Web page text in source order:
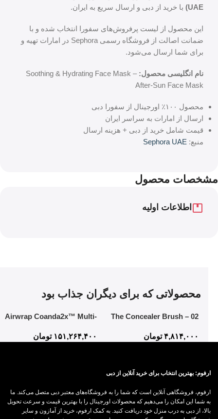
UAE)
با خرید از دبی و ارسال سریع به ایران.
این محصول از لیست پرفروش‌های سفورا انتخاب شده و با
ضمانت اصالت از فروشگاه رسمی Sephora در امارات تهیه و
برای شما ارسال می‌شود.
نام انگلیسی محصول: Soothing & Hydrating Face Mask –
After-Sun Face Mask
محصول ۱۰۰٪ اورجینال از سفورا دبی
ارسال از امارات به سراسر ایران
قیمت شامل خرید از دبی + هزینه ارسال
منبع: Sephora UAE
مشخصات محصول
اطلاعات اولیه
محصولاتی که برای دیگران جذاب بود
02 The Concealer Brush –
Application In Half The Time
۴,۸۱۴,۰۰۰ تومان
Airwrap Coanda2x™ Multi-
۱۵۱,۲۶۴,۴۰۰ تومان
ارفوم: بهترین انتخاب برای خرید آنلاین از دبی
ارفوم، فروشگاهی آنلاین است که شما را به فروشگاه‌های معتبر دبی متصل می‌کند. ما
به شما این امکان را می‌دهیم که محصولات اورجینال را با بهترین قیمت و سرعت تحویل
بالا، از دبی به درب منزل خود دریافت کنید. به کمک ارفوم، خرید از آمازون و سایر